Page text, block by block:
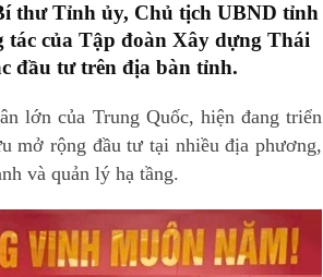
thư Tỉnh ủy, Chủ tịch UBND tỉnh
của Tập đoàn Xây dựng Thái
đầu tư trên địa bàn tỉnh.
lớn của Trung Quốc, hiện đang triển
mở rộng đầu tư tại nhiều địa phương,
và quản lý hạ tầng.